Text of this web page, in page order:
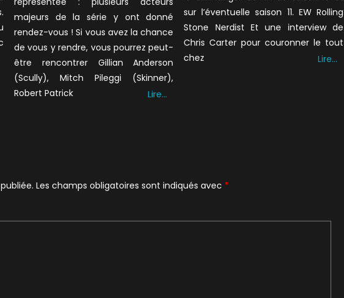
majeurs de la série y ont donné
rendez-vous ! Si vous avez la chance
de vous y rendre, vous pourrez peut-
être rencontrer Gillian Anderson
(Scully), Mitch Pileggi (Skinner),
Robert Patrick
Lire…
sur l’éventuelle saison 11. EW Rolling
Stone Nerdist Et une interview de
Chris Carter pour couronner le tout
chez
Lire…
Les champs obligatoires sont indiqués avec *